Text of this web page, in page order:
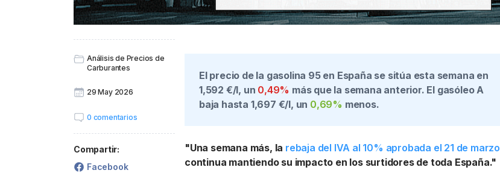
Análisis de Precios de
Carburantes
29 May 2026
0 comentarios
Compartir:
Facebook
El precio de la gasolina 95 en España se sitúa esta semana en
1,592 €/l, un 0,49% más que la semana anterior. El gasóleo A
baja hasta 1,697 €/l, un 0,69% menos.
"Una semana más, la rebaja del IVA al 10% aprobada el 21 de marzo
continua mantiendo su impacto en los surtidores de toda España."